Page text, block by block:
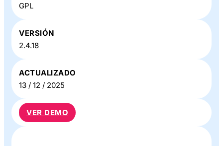
GPL
VERSIÓN
2.4.18
ACTUALIZADO
13 / 12 / 2025
VER DEMO